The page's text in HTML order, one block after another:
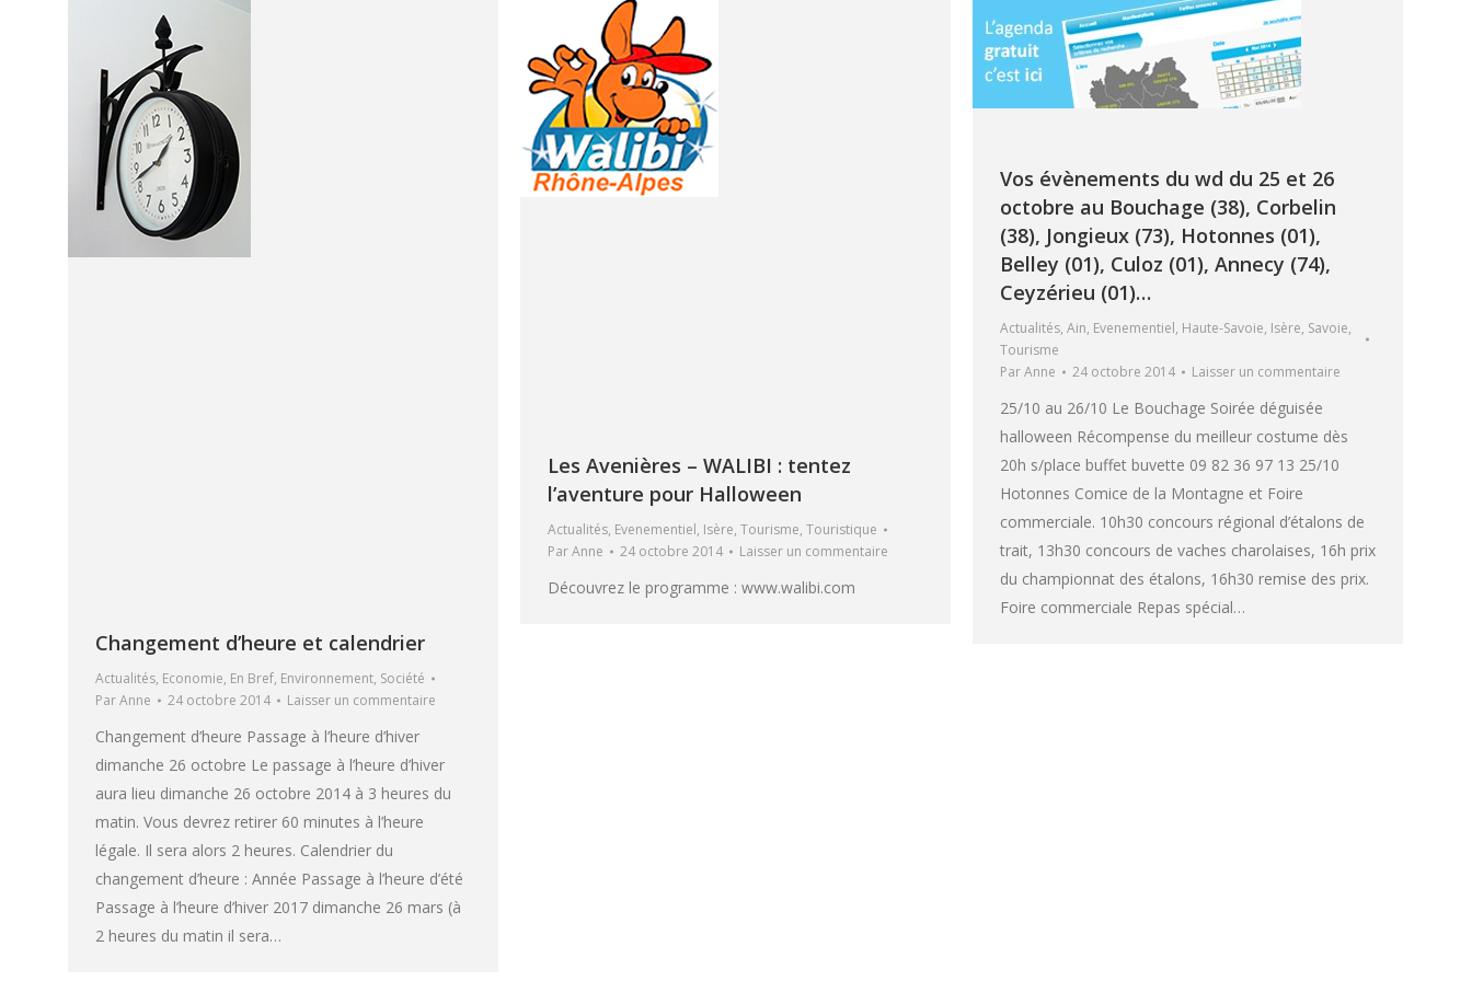
Changement d’heure et calendrier
Actualités, Economie, En Bref, Environnement, Société
ParAnne 24 octobre 2014 Laisser un commentaire
Changement d’heure Passage à l’heure d’hiver
dimanche 26 octobre Le passage à l’heure d’hiver
aura lieu dimanche 26 octobre 2014 à 3 heures du
matin. Vous devrez retirer 60 minutes à l’heure
légale. Il sera alors 2 heures. Calendrier du
changement d’heure : Année Passage à l’heure d’été
Passage à l’heure d’hiver 2017 dimanche 26 mars (à
2 heures du matin il sera…
Les Avenières – WALIBI : tentez
l’aventure pour Halloween
Actualités, Evenementiel, Isère, Tourisme, Touristique
ParAnne 24 octobre 2014 Laisser un commentaire
Découvrez le programme : www.walibi.com
Vos évènements du wd du 25 et 26
octobre au Bouchage (38), Corbelin
(38), Jongieux (73), Hotonnes (01),
Belley (01), Culoz (01), Annecy (74),
Ceyzérieu (01)…
Actualités, Ain, Evenementiel, Haute-Savoie, Isère, Savoie,
Tourisme
ParAnne 24 octobre 2014 Laisser un commentaire
25/10 au 26/10 Le Bouchage Soirée déguisée
halloween Récompense du meilleur costume dès
20h s/place buffet buvette 09 82 36 97 13 25/10
Hotonnes Comice de la Montagne et Foire
commerciale. 10h30 concours régional d’étalons de
trait, 13h30 concours de vaches charolaises, 16h prix
du championnat des étalons, 16h30 remise des prix.
Foire commerciale Repas spécial…